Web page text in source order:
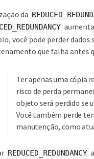
da
você pode perder
que falha antes
Ter apenas uma cópia
risco de perda
objeto será perdido se
Você também perde
manutenção, como
REDUCED_REDUNDANCY